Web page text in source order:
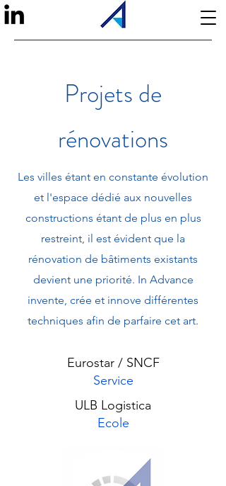
Projets de
rénovations
Les villes étant en constante évolution
et l'espace dédié aux nouvelles
constructions étant de plus en plus
restreint, il est évident que la
rénovation de bâtiments existants
devient une priorité. In Advance
invente, crée et innove différentes
techniques afin de parfaire cet art.
Eurostar / SNCF
Service
ULB Logistica
Ecole